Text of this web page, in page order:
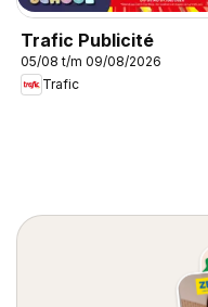
Trafic Publicité
05/08 t/m 09/08/2026
Trafic